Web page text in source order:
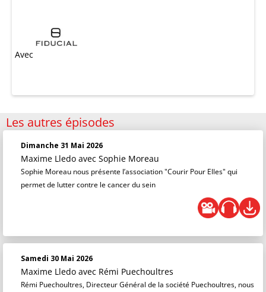
Avec
Les autres épisodes
Dimanche 31 Mai 2026
Maxime Lledo avec Sophie Moreau
Sophie Moreau nous présente l’association "Courir Pour Elles" qui
permet de lutter contre le cancer du sein
Samedi 30 Mai 2026
Maxime Lledo avec Rémi Puechoultres
Rémi Puechoultres, Directeur Général de la société Puechoultres, nous